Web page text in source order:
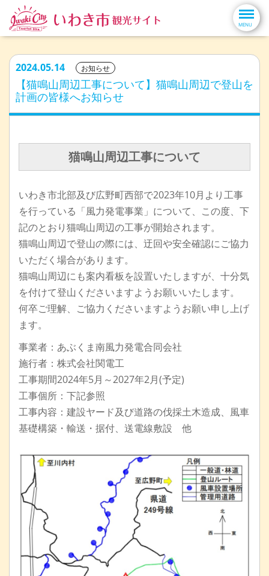
2024.05.14 お知らせ
【猫鳴山周辺工事について】猫鳴山周辺で登山を
計画の皆様へお知らせ
猫鳴山周辺工事について
いわき市北部及び広野町西部で2023年10月より工事
を行っている「風力発電事業」について、この度、下
記のとおり猫鳴山周辺の工事が開始されます。
猫鳴山周辺で登山の際には、迂回や安全確認にご協力
いただく場合があります。
猫鳴山周辺にも案内看板を設置いたしますが、十分気
を付けて登山くださいますようお願いいたします。
何卒ご理解、ご協力くださいますようお願い申し上げ
ます。
事業者：あぶくま南風力発電合同会社
施行者：株式会社関電工
工事期間2024年5月～2027年2月(予定)
工事個所：下記参照
工事内容：建設ヤード及び道路の伐採土木造成、風車
基礎構築・輸送・据付、送電線敷設 他